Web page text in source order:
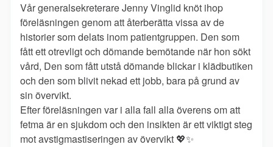
Vår generalsekreterare Jenny Vinglid knöt ihop
föreläsningen genom att återberätta vissa av de
historier som delats inom patientgruppen. Den som
fått ett otrevligt och dömande bemötande när hon sökt
vård, Den som fått utstå dömande blickar i klädbutiken
och den som blivit nekad ett jobb, bara på grund av
sin övervikt.
Efter föreläsningen var i alla fall alla överens om att
fetma är en sjukdom och den insikten är ett viktigt steg
mot avstigmastiseringen av övervikt 💖✨